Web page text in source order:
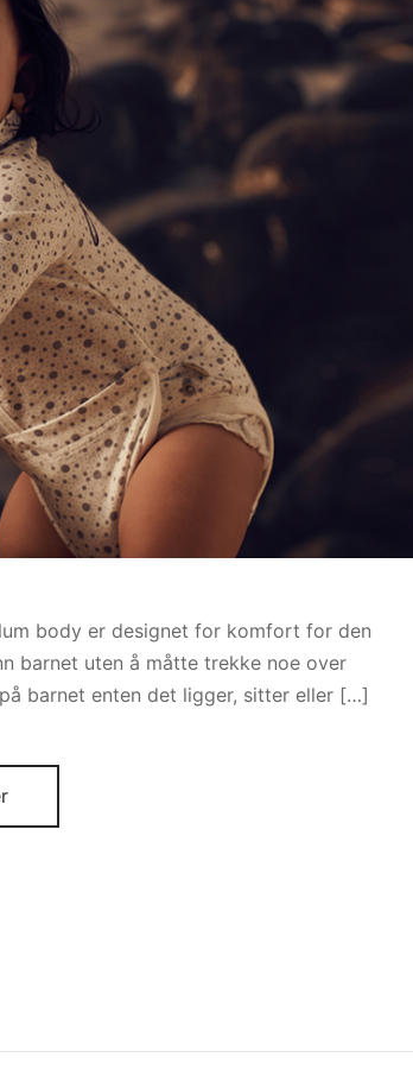
body er designet for komfort for den
barnet uten å måtte trekke noe over
barnet enten det ligger, sitter eller […]